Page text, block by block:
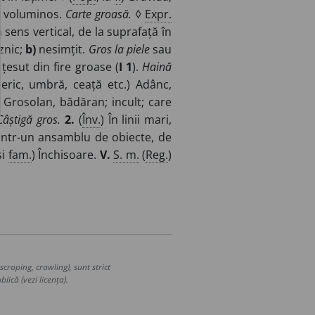
Carte groasă. ◊ Expr.
sens vertical, de la suprafață în
b) nesimțit. Gros la pielesau
țesut din fire groase (I 1).Haină
umbră, ceață etc.) Adânc,
) Grosolan, bădăran; incult; care
gros. 2. (Înv.) În linii mari,
un ansamblu de obiecte, de
fam.) Închisoare. V. S. m. (Reg.)
crawling), sunt strict
(vezi licența).